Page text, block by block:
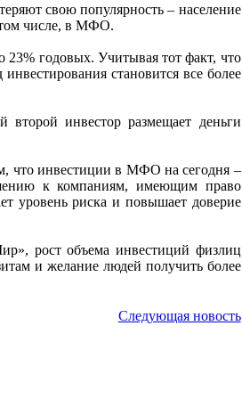
свою популярность – население
том числе, в МФО.
годовых. Учитывая тот факт, что
становится все более
второй инвестор размещает деньги
что инвестиции в МФО на сегодня –
к компаниям, имеющим право
уровень риска и повышает доверие
рост объема инвестиций физлиц
и желание людей получить более
Следующая новость